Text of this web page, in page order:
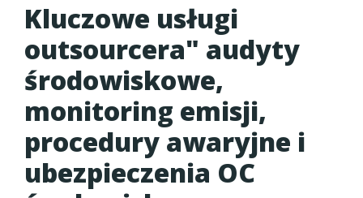
Kluczowe usługi
outsourcera" audyty
środowiskowe,
monitoring emisji,
procedury awaryjne i
ubezpieczenia OC